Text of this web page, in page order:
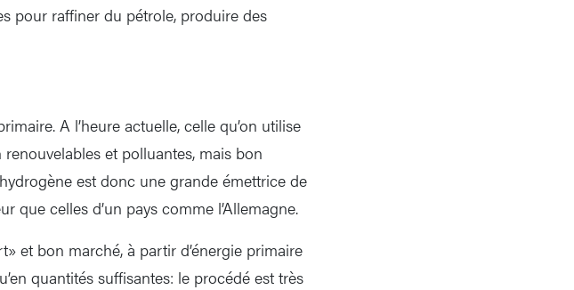
pour raffiner du pétrole, produire des
A l’heure actuelle, celle qu’on utilise
et polluantes, mais bon
est donc une grande émettrice de
que celles d’un pays comme l’Allemagne.
et bon marché, à partir d’énergie primaire
quantités suffisantes: le procédé est très